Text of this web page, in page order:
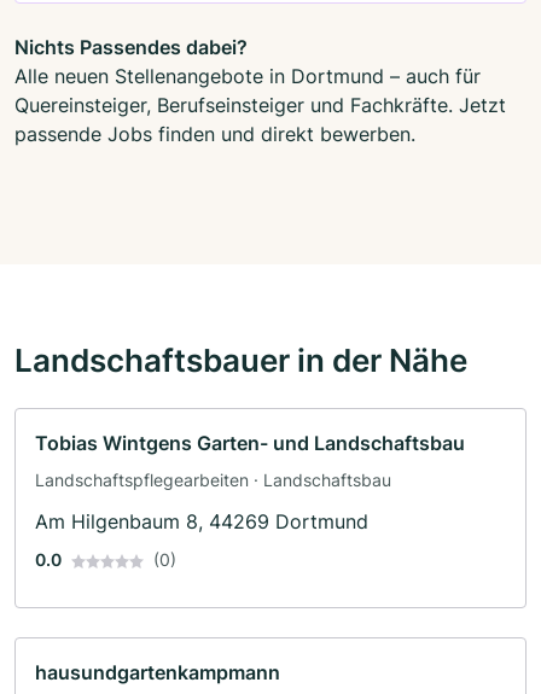
Nichts Passendes dabei?
Alle neuen Stellenangebote in Dortmund – auch für
Quereinsteiger, Berufseinsteiger und Fachkräfte. Jetzt
passende Jobs finden und direkt bewerben.
Landschaftsbauer in der Nähe
Tobias Wintgens Garten- und Landschaftsbau
Landschaftspflegearbeiten · Landschaftsbau
Am Hilgenbaum 8, 44269 Dortmund
0.0 (0)
hausundgartenkampmann